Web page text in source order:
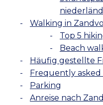
Walking in
Top 5
Beach
Häufig gestellte
Frequently asked
Parking
Anreise nach